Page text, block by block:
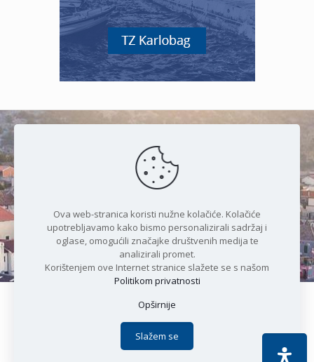
Čudesan spoj kristalnog mora i
prirode
Copyright © 2021 Općina Karlobag | Sva prava pridržana |
Politika privatnosti
Apoc IT
Ova web-stranica koristi nužne kolačiće. Kolačiće
upotrebljavamo kako bismo personalizirali sadržaj i
oglase, omogućili značajke društvenih medija te
analizirali promet.
Korištenjem ove Internet stranice slažete se s našom
Politikom privatnosti
Opširnije
Slažem se